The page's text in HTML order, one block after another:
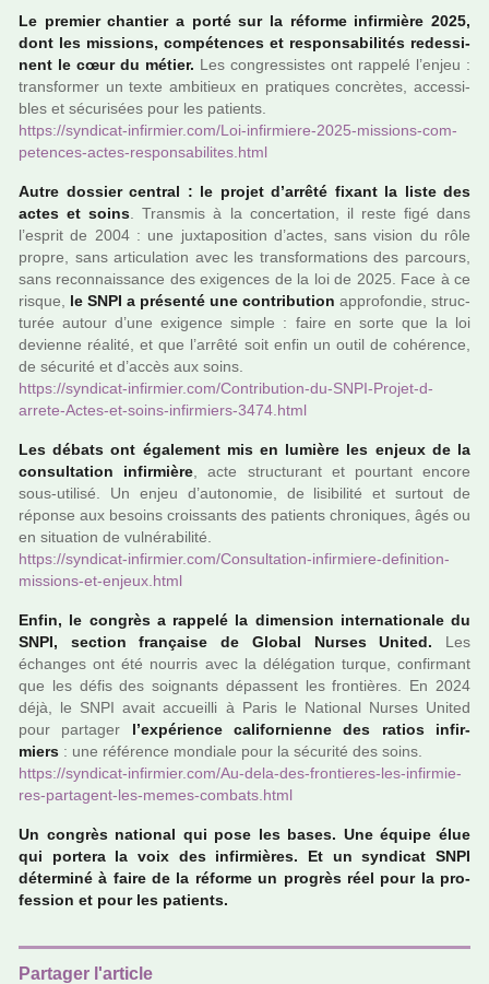
Le pre­mier chan­tier a porté sur la réforme infir­mière 2025,
dont les mis­sions, com­pé­ten­ces et res­pon­sa­bi­li­tés redes­si­
nent le cœur du métier. Les congres­sis­tes ont rap­pelé l’enjeu :
trans­for­mer un texte ambi­tieux en pra­ti­ques concrè­tes, acces­si­
bles et sécu­ri­sées pour les patients.
https://syn­di­cat-infir­mier.com/Loi-infir­miere-2025-mis­sions-com­
pe­ten­ces-actes-res­pon­sa­bi­li­tes.html
Autre dos­sier cen­tral : le projet d’arrêté fixant la liste des
actes et soins . Transmis à la concer­ta­tion, il reste figé dans
l’esprit de 2004 : une jux­ta­po­si­tion d’actes, sans vision du rôle
propre, sans arti­cu­la­tion avec les trans­for­ma­tions des par­cours,
sans reconnais­sance des exi­gen­ces de la loi de 2025. Face à ce
risque, le SNPI a pré­senté une contri­bu­tion appro­fon­die, struc­
tu­rée autour d’une exi­gence simple : faire en sorte que la loi
devienne réa­lité, et que l’arrêté soit enfin un outil de cohé­rence,
de sécu­rité et d’accès aux soins.
https://syn­di­cat-infir­mier.com/Contribution-du-SNPI-Projet-d-
arrete-Actes-et-soins-infir­miers-3474.html
Les débats ont également mis en lumière les enjeux de la
consul­ta­tion infir­mière , acte struc­tu­rant et pour­tant encore
sous-uti­lisé. Un enjeu d’auto­no­mie, de lisi­bi­lité et sur­tout de
réponse aux besoins crois­sants des patients chro­ni­ques, âgés ou
en situa­tion de vul­né­ra­bi­lité.
https://syn­di­cat-infir­mier.com/Consultation-infir­miere-defi­ni­tion-
mis­sions-et-enjeux.html
Enfin, le congrès a rap­pelé la dimen­sion inter­na­tio­nale du
SNPI, sec­tion fran­çaise de Global Nurses United. Les
échanges ont été nour­ris avec la délé­ga­tion turque, confir­mant
que les défis des soi­gnants dépas­sent les fron­tiè­res. En 2024
déjà, le SNPI avait accueilli à Paris le National Nurses United
pour par­ta­ger l’expé­rience cali­for­nienne des ratios infir­
miers : une réfé­rence mon­diale pour la sécu­rité des soins.
https://syn­di­cat-infir­mier.com/Au-dela-des-fron­tie­res-les-infir­mie­
res-par­ta­gent-les-memes-com­bats.html
Un congrès natio­nal qui pose les bases. Une équipe élue
qui por­tera la voix des infir­miè­res. Et un syn­di­cat SNPI
déter­miné à faire de la réforme un pro­grès réel pour la pro­
fes­sion et pour les patients.
Partager l'article